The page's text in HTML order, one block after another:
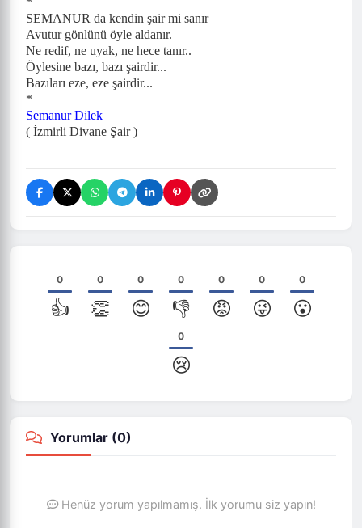
SEMANUR da kendin şair mi sanır
Avutur gönlünü öyle aldanır.
Ne redif, ne uyak, ne hece tanır..
Öylesine bazı, bazı şairdir...
Bazıları eze, eze şairdir...
*
Semanur Dilek
( İzmirli Divane Şair )
0
👍
0
👏
0
😊
0
👎
0
😡
0
😜
0
😮
0
😢
Yorumlar (0)
Henüz yorum yapılmamış. İlk yorumu siz yapın!